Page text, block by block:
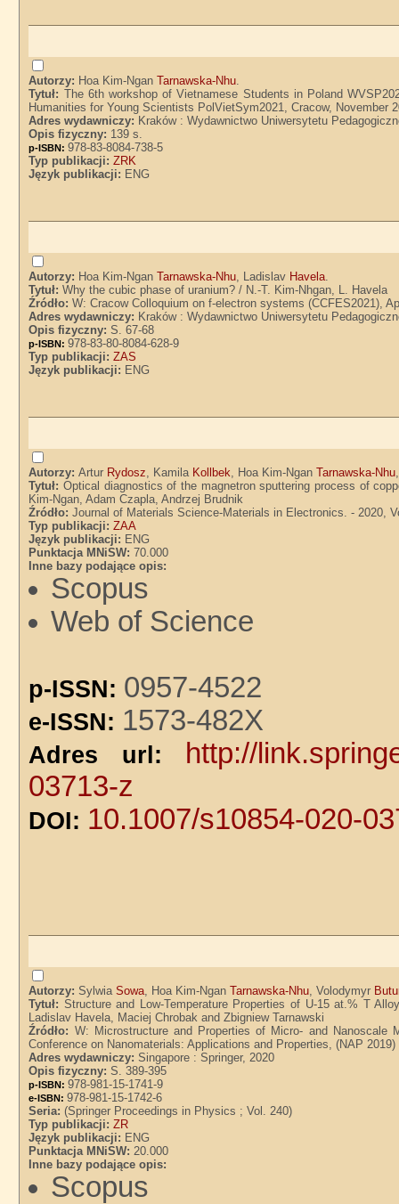
Autorzy: Hoa Kim-NganTarnawska-Nhu
Tytuł: The 6th workshop of Vietnamese Students in Poland
Humanities for Young Scientists PolVietSym2021, Cracow, November
Adres wydawniczy: Kraków : Wydawnictwo Uniwersytetu
Opis fizyczny: 139 s.
p-ISBN:978-83-8084-738-5
Typ publikacji:ZRK
Język publikacji: ENG
Autorzy: Hoa Kim-NganTarnawska-Nhu , Ladislav Havela
Tytuł:Why the cubic phase of uranium? / N.-T. Kim-Nhgan, L. Havela
Źródło:W: Cracow Colloquium on f-electron systems (CCFES2021),
Adres wydawniczy: Kraków : Wydawnictwo Uniwersytetu
Opis fizyczny:S. 67-68
p-ISBN:978-83-80-8084-628-9
Typ publikacji:ZAS
Język publikacji: ENG
Autorzy:Artur Rydosz , Kamila Kollbek , Hoa Kim-NganTarnawska-Nhu
Tytuł: Optical diagnostics of the magnetron sputtering process of
Kim-Ngan, Adam Czapla, Andrzej Brudnik
Źródło:Journal of Materials Science-Materials in Electronics. - 2020,
Typ publikacji:ZAA
Język publikacji: ENG
Punktacja MNiSW:70.000
Inne bazy podające opis:
Scopus
Web of Science
p-ISSN: 0957-4522
e-ISSN: 1573-482X
Adres url:
http://
03713-z
DOI: 10.1007/s10854-020-
Autorzy:SylwiaSowa , Hoa Kim-NganTarnawska-Nhu , Volodymyr
Tytuł: Structure and Low-Temperature Properties of U-15 at.% T
Ladislav Havela, Maciej Chrobak and Zbigniew Tarnawski
Źródło: W: Microstructure and Properties of Micro- and
Conference on Nanomaterials: Applications and Properties, (NAP
Adres wydawniczy:Singapore : Springer, 2020
Opis fizyczny:S. 389-395
p-ISBN:978-981-15-1741-9
e-ISBN:978-981-15-1742-6
Seria:(Springer Proceedings in Physics ; Vol. 240)
Typ publikacji:ZR
Język publikacji: ENG
Punktacja MNiSW: 20.000
Inne bazy podające opis:
Scopus